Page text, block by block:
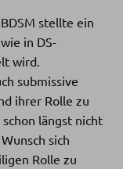
stellte ein
in DS-
wird.
submissive
ihrer Rolle zu
längst nicht
sich
Rolle zu